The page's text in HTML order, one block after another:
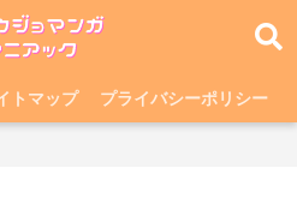
トマップ プライバシーポリシー